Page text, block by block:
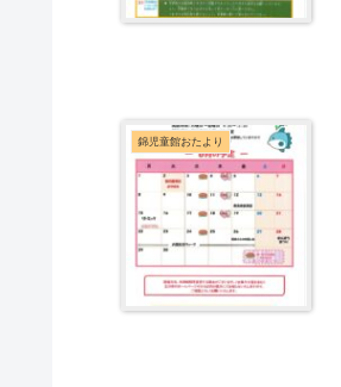
錦児童館おたより